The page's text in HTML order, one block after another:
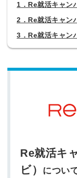
1．Re就活キャン
2．Re就活キャン
3．Re就活キャン
Re就活キ
ビ）
につい